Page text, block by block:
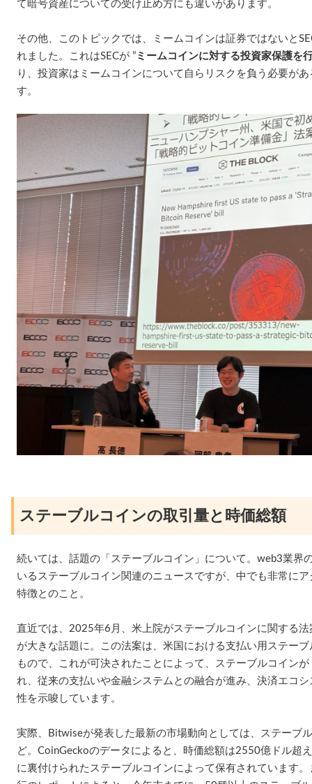
て暗号資産についての受け止め方にも違いがあります。
その他、このトピックでは、ミームコインは証券ではないと
れました。これはSECが ” ミームコインに対する投資家保護を
り、投資家はミームコインについて自らリスクを負う必要が
す。
ステーブルコインの取引量と時価総額
続いては、話題の「ステーブルコイン」について。web3業界
いるステーブルコイン関連のニュースですが、中でも非常に
特徴とのこと。
直近では、2025年6月、米上院がステーブルコインに関する
が大きな話題に。この法案は、米国における支払い用ステー
もので、これが可決されたことによって、ステーブルコイン
れ、従来の支払いや金融システムとの融合が進み、決済エコ
性を示唆しています。
実際、Bitwiseが発表した最新の市場動向としては、ステーブ
ど。CoinGeckoのデータによると、時価総額は2550億ドル超
に裏付けられたステーブルコインによって保有されています